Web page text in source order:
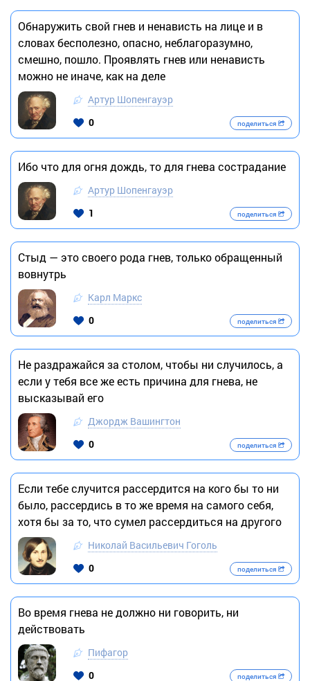
Обнаружить свой гнев и ненависть на лице и в
словах бесполезно, опасно, неблагоразумно,
смешно, пошло. Проявлять гнев или ненависть
можно не иначе, как на деле
Артур Шопенгауэр
0
поделиться
Ибо что для огня дождь, то для гнева сострадание
Артур Шопенгауэр
1
поделиться
Стыд — это своего рода гнев, только обращенный
вовнутрь
Карл Маркс
0
поделиться
Не раздражайся за столом, чтобы ни случилось, а
если у тебя все же есть причина для гнева, не
высказывай его
Джордж Вашингтон
0
поделиться
Если тебе случится рассердится на кого бы то ни
было, рассердись в то же время на самого себя,
хотя бы за то, что сумел рассердиться на другого
Николай Васильевич Гоголь
0
поделиться
Во время гнева не должно ни говорить, ни
действовать
Пифагор
0
поделиться